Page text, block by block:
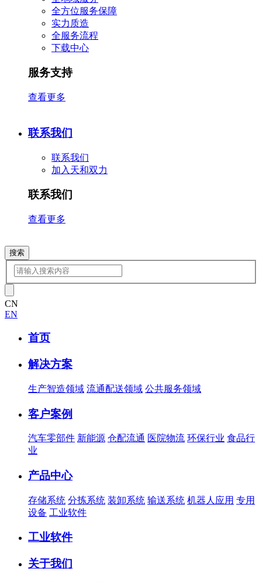
全方位服务保障
实力质造
全服务流程
下载中心
服务支持
查看更多
联系我们
联系我们
加入天和双力
联系我们
查看更多
搜索
CN
EN
首页
解决方案
生产智造领域 流通配送领域 公共服务领域
客户案例
汽车零部件 新能源 仓配流通 医院物流 环保行业 食品行
业
产品中心
存储系统 分拣系统 装卸系统 输送系统 机器人应用 专用
设备 工业软件
工业软件
关于我们